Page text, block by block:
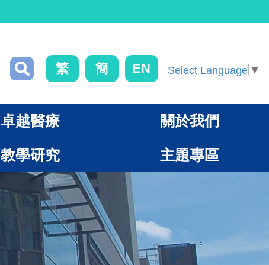
繁 簡 EN Select Language ▼
卓越醫療 關於我們
教學研究 主題專區